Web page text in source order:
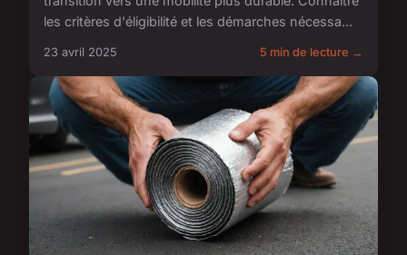
les critères d'éligibilité et les démarches nécessa...
23 avril 2025 5 min de lecture →